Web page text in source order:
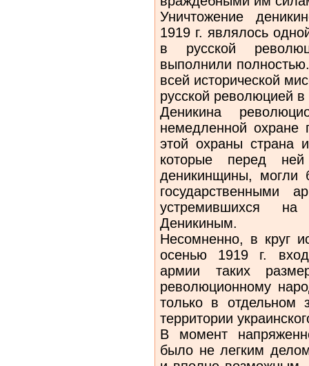
Уничтожение
1919 г. яв­лялось
в русской
выполнили
всей исторической
русской революцией
Деникина
немедленной охране
этой охраны страна
которые перед
деникин­щины, могли
государственными
устремившихся
Деникиным.
Несомненно, в круг
осенью 1919 г.
армии таких
революционному
только в отдельном
терри­тории
В момент
было не легким